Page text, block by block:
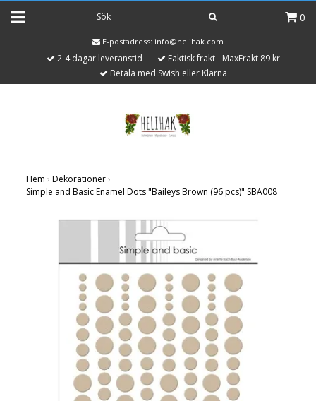
0
E-postadress: info@helihak.com
2-4 dagar leveranstid
Faktisk frakt - MaxFrakt 89 kr
Betala med Swish eller Klarna
Hem › Dekorationer›
Simple and Basic Enamel Dots "Baileys Brown (96 pcs)" SBA008